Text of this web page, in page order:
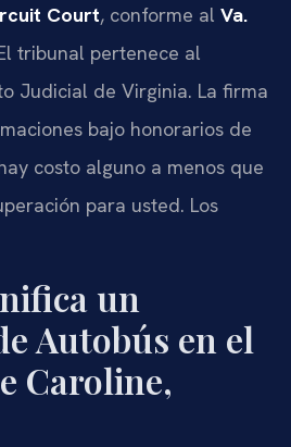
Court, conforme al Va.
tribunal pertenece al
Judicial de Virginia. La firma
bajo honorarios de
costo alguno a menos que
para usted. Los
un
Autobús en el
Caroline,